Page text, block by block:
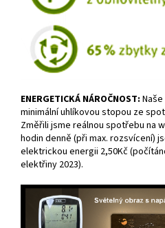
ENERGETICKÁ NÁROČNOST:
minimální uhlíkovou stopou ze
Změřili jsme reálnou spotřebu na
hodin denně (při max. rozsvícení)
elektrickou energii 2,50Kč
elektřiny 2023).